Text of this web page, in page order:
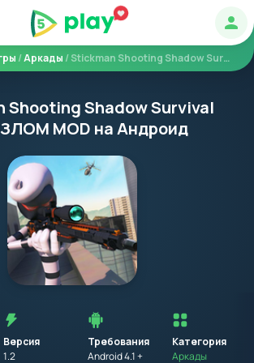
/Аркады / Stickman Shooting Shadow Survival
Shooting Shadow Survival
MOD на Андроид
Версия
1.2
Требования
Android 4.1 +
установкой
приложения
на
устройство
Категория
Аркады